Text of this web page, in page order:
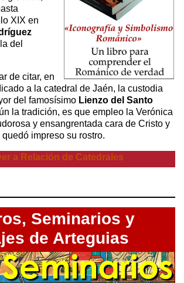
XIX en
del
de citar, en
a la catedral de Jaén, la custodia
del famosísimo Lienzo del Santo
la tradición, es que empleo la Verónica
y ensangrentada cara de Cristo y
impreso su rostro.
a Relación de Catedrales
Seminarios y
de Arteguias